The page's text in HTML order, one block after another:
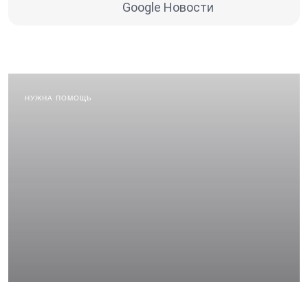
Google Новости
НУЖНА ПОМОЩЬ